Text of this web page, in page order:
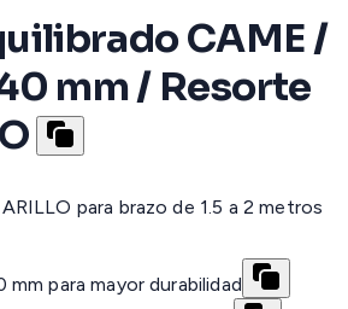
CAME /
mm / Resorte
para brazo de 1.5 a 2 metros
mm para mayor durabilidad